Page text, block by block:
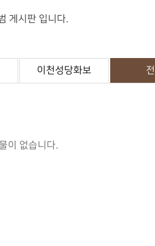
게시판 입니다.
이천성당화보
이 없습니다.